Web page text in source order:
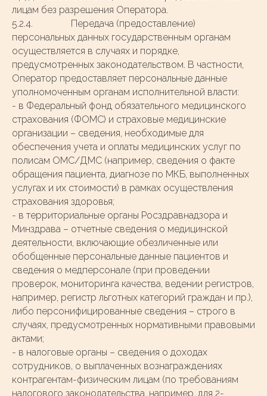
лицам без разрешения Оператора.
5.2.4. Передача (предоставление)
персональных данных государственным органам
осуществляется в случаях и порядке,
предусмотренных законодательством. В частности,
Оператор предоставляет персональные данные
уполномоченным органам исполнительной власти:
- в Федеральный фонд обязательного медицинского
страхования (ФОМС) и страховые медицинские
организации – сведения, необходимые для
обеспечения учета и оплаты медицинских услуг по
полисам ОМС/ДМС (например, сведения о факте
обращения пациента, диагнозе по МКБ, выполненных
услугах и их стоимости) в рамках осуществления
страхования здоровья;
- в территориальные органы Росздравнадзора и
Минздрава – отчетные сведения о медицинской
деятельности, включающие обезличенные или
обобщенные персональные данные пациентов и
сведения о медперсонале (при проведении
проверок, мониторинга качества, ведении регистров,
например, регистр льготных категорий граждан и пр.),
либо персонифицированные сведения – строго в
случаях, предусмотренных нормативными правовыми
актами;
- в налоговые органы – сведения о доходах
сотрудников, о выплаченных вознаграждениях
контрагентам-физическим лицам (по требованиям
налогового законодательства, например, для 2-